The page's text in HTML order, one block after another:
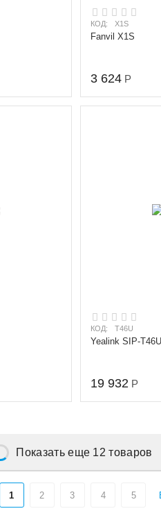
КОД: X1S
Fanvil X1S
3 624 Р
КОД: T46U
Yealink SIP-T46U
19 932 Р
Показать еще 12 товаров
1 2 3 4 5